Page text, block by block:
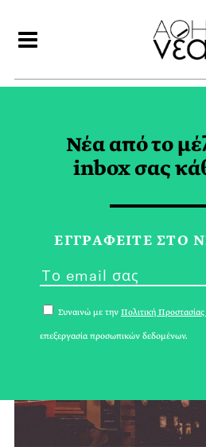
ΔΕΚΕΜΒΡΙΟΣ
Νέα από το
inbox σας
ΕΓΓPΑΦΕΙΤΕ ΣΤΟ
Συναινώ με την Πολιτική
επεξεργασία προσωπικών δεδομένων.